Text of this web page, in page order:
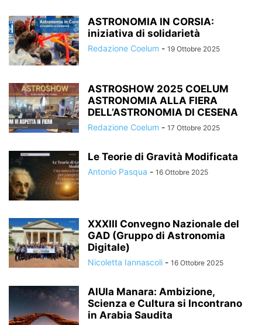
ASTRONOMIA IN CORSIA:
iniziativa di solidarietà
Redazione Coelum - 19 Ottobre 2025
ASTROSHOW 2025 COELUM
ASTRONOMIA ALLA FIERA
DELL’ASTRONOMIA DI CESENA
Redazione Coelum - 17 Ottobre 2025
Le Teorie di Gravità Modificata
Antonio Pasqua - 16 Ottobre 2025
XXXIII Convegno Nazionale del
GAD (Gruppo di Astronomia
Digitale)
Nicoletta Iannascoli - 16 Ottobre 2025
AlUla Manara: Ambizione,
Scienza e Cultura si Incontrano
in Arabia Saudita